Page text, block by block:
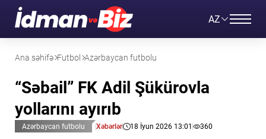
AZ
Ana səhifə Futbol Azərbaycan futbolu
“Səbail” FK Adil Şükürovla
yollarını ayırıb
Azərbaycan futbolu Xəbərlər 18 İyun 2026 13:01 360